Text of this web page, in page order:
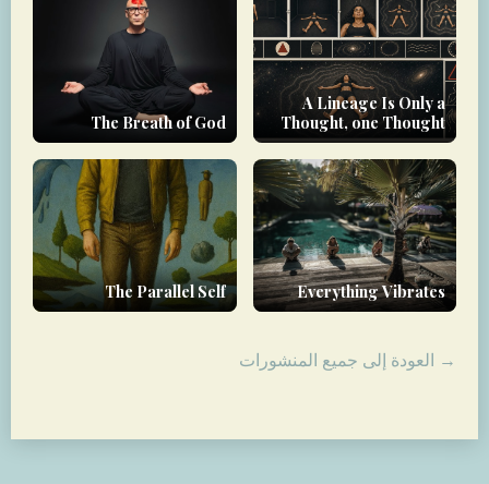
A Lineage Is Only a
Thought, one Thought
The Breath of God
Everything Vibrates
The Parallel Self
→ العودة إلى جميع المنشورات